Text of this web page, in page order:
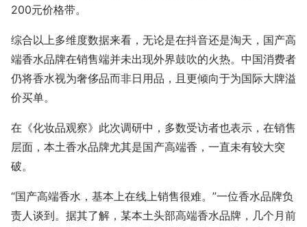
200元价格带。
综合以上多维度数据来看，无论是在抖音还是淘天，国产高
端香水品牌在销售端并未出现外界鼓吹的火热。中国消费者
仍将香水视为奢侈品而非日用品，且更倾向于为国际大牌溢
价买单。
在《化妆品观察》此次调研中，多数受访者也表示，在销售
层面，本土香水品牌尤其是国产高端香，一直未有较大突
破。
“国产高端香水，基本上在线上销售很难。”一位香水品牌负
责人谈到。据其了解，某本土头部高端香水品牌，几个月前